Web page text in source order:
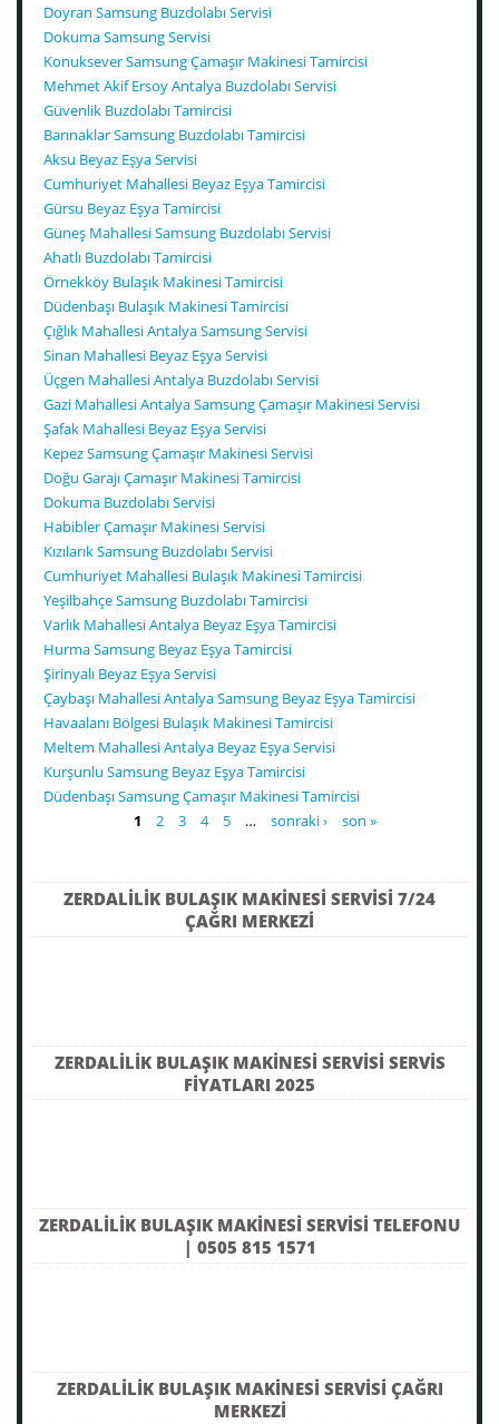
Doyran Samsung Buzdolabı Servisi
Dokuma Samsung Servisi
Konuksever Samsung Çamaşır Makinesi Tamircisi
Mehmet Akif Ersoy Antalya Buzdolabı Servisi
Güvenlik Buzdolabı Tamircisi
Barınaklar Samsung Buzdolabı Tamircisi
Aksu Beyaz Eşya Servisi
Cumhuriyet Mahallesi Beyaz Eşya Tamircisi
Gürsu Beyaz Eşya Tamircisi
Güneş Mahallesi Samsung Buzdolabı Servisi
Ahatlı Buzdolabı Tamircisi
Örnekköy Bulaşık Makinesi Tamircisi
Düdenbaşı Bulaşık Makinesi Tamircisi
Çığlık Mahallesi Antalya Samsung Servisi
Sinan Mahallesi Beyaz Eşya Servisi
Üçgen Mahallesi Antalya Buzdolabı Servisi
Gazi Mahallesi Antalya Samsung Çamaşır Makinesi Servisi
Şafak Mahallesi Beyaz Eşya Servisi
Kepez Samsung Çamaşır Makinesi Servisi
Doğu Garajı Çamaşır Makinesi Tamircisi
Dokuma Buzdolabı Servisi
Habibler Çamaşır Makinesi Servisi
Kızılarık Samsung Buzdolabı Servisi
Cumhuriyet Mahallesi Bulaşık Makinesi Tamircisi
Yeşilbahçe Samsung Buzdolabı Tamircisi
Varlık Mahallesi Antalya Beyaz Eşya Tamircisi
Hurma Samsung Beyaz Eşya Tamircisi
Şirinyalı Beyaz Eşya Servisi
Çaybaşı Mahallesi Antalya Samsung Beyaz Eşya Tamircisi
Havaalanı Bölgesi Bulaşık Makinesi Tamircisi
Meltem Mahallesi Antalya Beyaz Eşya Servisi
Kurşunlu Samsung Beyaz Eşya Tamircisi
Düdenbaşı Samsung Çamaşır Makinesi Tamircisi
1 2 3 4 5 … sonraki › son »
ZERDALILIK BULAŞIK MAKINESI SERVISI 7/24
ÇAĞRI MERKEZI
ZERDALILIK BULAŞIK MAKINESI SERVISI SERVIS
FIYATLARI 2025
ZERDALILIK BULAŞIK MAKINESI SERVISI TELEFONU
| 0505 815 1571
ZERDALILIK BULAŞIK MAKINESI SERVISI ÇAĞRI
MERKEZI